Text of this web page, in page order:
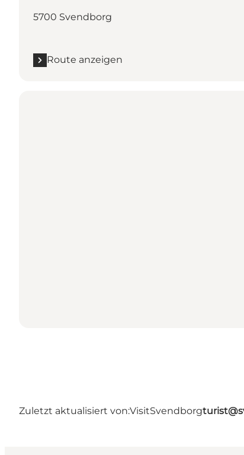
5700 Svendborg
Route anzeigen
Zuletzt aktualisiert von:VisitSvendborg